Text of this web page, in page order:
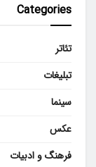
Categories
تئاتر
تبلیغات
سینما
عکس
فرهنگ و ادبیات